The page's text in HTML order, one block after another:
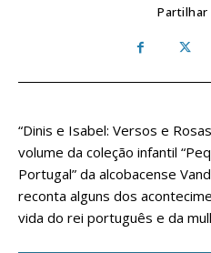
Partilhar
“Dinis e Isabel: Versos e
volume da coleção infantil
Portugal” da alcobacense
reconta alguns dos
vida do rei português e da